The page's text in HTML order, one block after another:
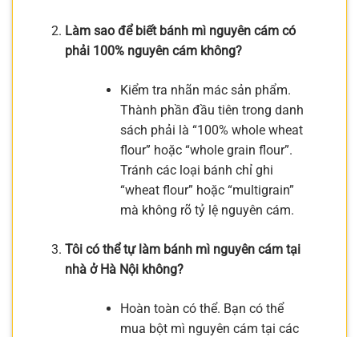
Làm sao để biết bánh mì nguyên cám có
phải 100% nguyên cám không?
Kiểm tra nhãn mác sản phẩm.
Thành phần đầu tiên trong danh
sách phải là “100% whole wheat
flour” hoặc “whole grain flour”.
Tránh các loại bánh chỉ ghi
“wheat flour” hoặc “multigrain”
mà không rõ tỷ lệ nguyên cám.
Tôi có thể tự làm bánh mì nguyên cám tại
nhà ở Hà Nội không?
Hoàn toàn có thể. Bạn có thể
mua bột mì nguyên cám tại các